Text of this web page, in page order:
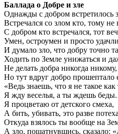
Баллада о Добре и зле
Однажды с добром встретилось
Встречался со злом кто, тому не
С добром кто встречался, тот
Умен, остроумен и просто
И думало зло, что добру точно
Ходить по Земле унижаться и
Не делать добра никогда никому,
Но тут вдруг добро прошептало
«Ведь знаешь, что я не такое как
Я жду веселья, а ты ждешь беды.
Я процветаю от детского смеха,
А бить, убивать, это разве
Откуда взялось ты вообще на
А зло, пошатнувшись, сказало: